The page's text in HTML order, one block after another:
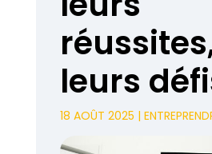
leurs
18 AOÛT 2025 |